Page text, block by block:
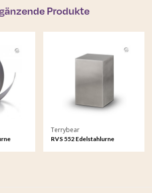
Produkte
Terrybear
RVS 552 Edelstahlurne